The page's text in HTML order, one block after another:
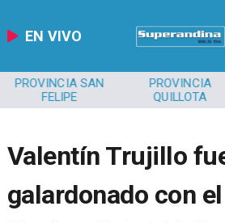
EN VIVO
PROVINCIA SAN
FELIPE
PROVINCIA
QUILLOTA
Valentín Trujillo
galardonado con